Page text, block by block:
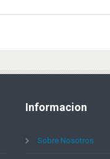
Informacion
Sobre Nosotros